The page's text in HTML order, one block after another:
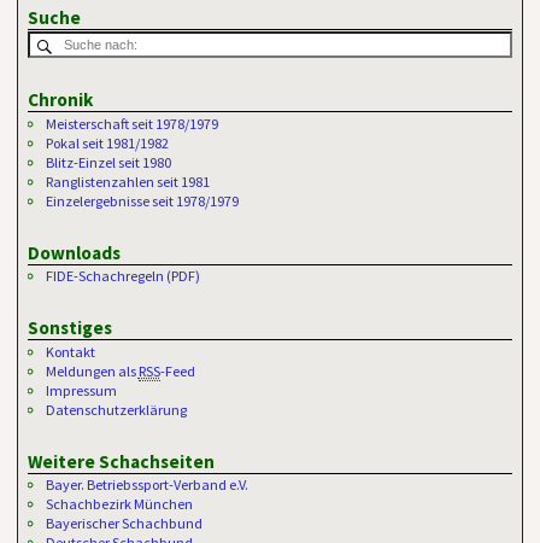
Suche
Chronik
Meisterschaft seit 1978/1979
Pokal seit 1981/1982
Blitz-Einzel seit 1980
Ranglistenzahlen seit 1981
Einzelergebnisse seit 1978/1979
Downloads
FIDE-Schachregeln (PDF)
Sonstiges
Kontakt
Meldungen als RSS-Feed
Impressum
Datenschutzerklärung
Weitere Schachseiten
Bayer. Betriebssport-Verband e.V.
Schachbezirk München
Bayerischer Schachbund